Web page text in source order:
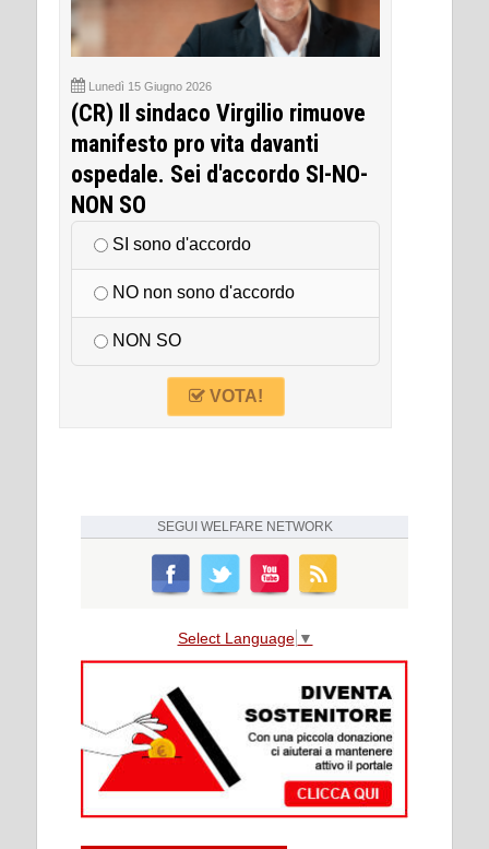
Lunedì 15 Giugno 2026
(CR) Il sindaco Virgilio rimuove
manifesto pro vita davanti
ospedale. Sei d'accordo SI-NO-
NON SO
SI sono d'accordo
NO non sono d'accordo
NON SO
VOTA!
SEGUI WELFARE NETWORK
Select Language ▼